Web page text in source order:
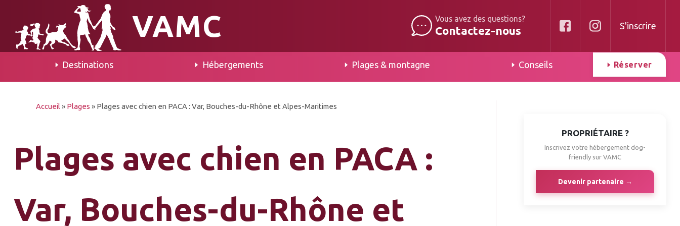
VAMC Vous avez des questions?
Contactez-nous S'inscrire
Destinations Hébergements Plages & montagne Conseils Réserver
Accueil » Plages » Plages avec chien en PACA : Var, Bouches-du-Rhône et Alpes-Maritimes
Plages avec chien en PACA :
Var, Bouches-du-Rhône et
PROPRIÉTAIRE ?
Inscrivez votre hébergement dog-
friendly sur VAMC
Devenir partenaire →